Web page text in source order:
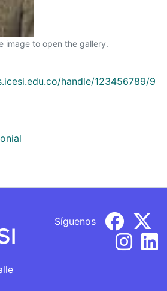
image to open the gallery.
handle/123456789/9
Síguenos